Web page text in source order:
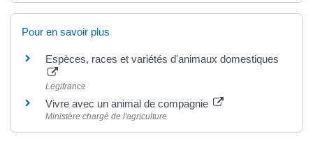
Pour en savoir plus
Espèces, races et variétés d'animaux domestiques
Legifrance
Vivre avec un animal de compagnie
Ministère chargé de l'agriculture